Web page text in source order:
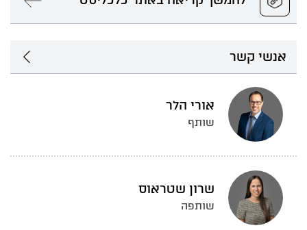
אנשי קשר
אורי הלר
שותף
שרון שטראוס
שותפה